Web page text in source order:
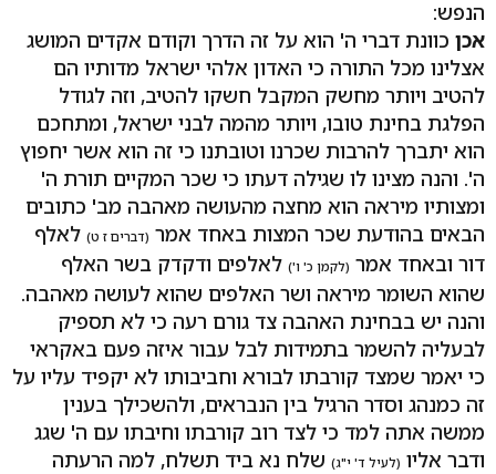
הנפש:
אכן כוונת דברי ה' הוא על זה הדרך וקודם אקדים המושג
אצלינו מכל התורה כי האדון אלהי ישראל מדותיו הם
להטיב ויותר מחשק המקבל חשקו להטיב, וזה לגודל
הפלגת בחינת טובו, ויותר מהמה לבני ישראל, ומתחכם
הוא יתברך להרבות שכרנו וטובתנו כי זה הוא אשר יחפוץ
ה'. והנה מצינו לו שגילה דעתו כי שכר המקיים תורת ה'
ומצותיו מיראה הוא מחצה מהעושה מאהבה מב' כתובים
הבאים בהודעת שכר המצות באחד אמר (דברים ז ט) לאלף
דור ובאחד אמר (לקמן כ' ו') לאלפים ודקדק בשר האלף
שהוא השומר מיראה ושר האלפים שהוא לעושה מאהבה.
והנה יש בבחינת האהבה צד גורם רעה כי לא תספיק
לבעליה להשמר בתמידות לבל עבור איזה פעם באקראי
כי יאמר שמצד קורבתו לבורא וחביבותו לא יקפיד עליו על
זה כמנהג וסדר הרגיל בין הנבראים, ולהשכילך בענין
ממשה אתה למד כי לצד רוב קורבתו וחיבתו עם ה' שגג
ודבר אליו (לעיל ד' י"ג) שלח נא ביד תשלח, למה הרעתה